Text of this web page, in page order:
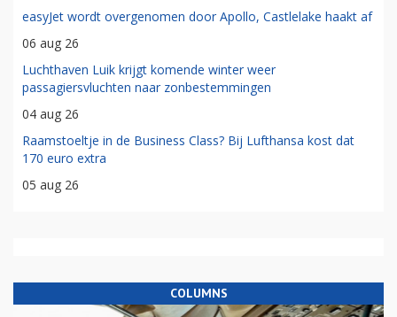
easyJet wordt overgenomen door Apollo, Castlelake haakt af
06 aug 26
Luchthaven Luik krijgt komende winter weer
passagiersvluchten naar zonbestemmingen
04 aug 26
Raamstoeltje in de Business Class? Bij Lufthansa kost dat
170 euro extra
05 aug 26
COLUMNS